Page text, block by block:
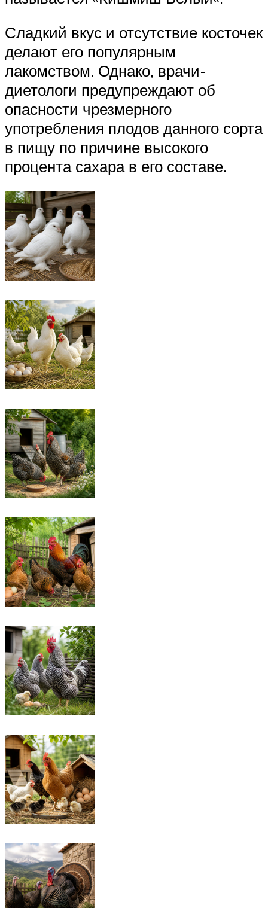
Сладкий вкус и отсутствие косточек
делают его популярным
лакомством. Однако, врачи-
диетологи предупреждают об
опасности чрезмерного
употребления плодов данного сорта
в пищу по причине высокого
процента сахара в его составе.